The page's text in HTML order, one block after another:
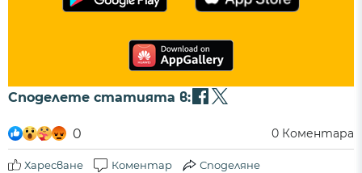
Споделете статията в:
0 0 Коментара
Харесване Коментар Споделяне